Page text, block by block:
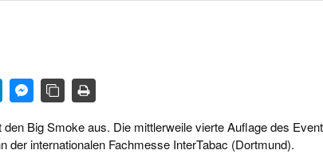
Big Smoke aus. Die mittlerweile vierte Auflage des
der internationalen Fachmesse InterTabac (Dortmund).